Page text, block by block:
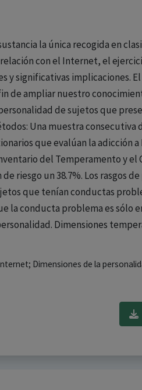
la única recogida en
con el Internet, el
significativas implicaciones.
de ampliar nuestro
de sujetos que
Una muestra
que evalúan la
del Temperamento y
riesgo un 38.7%. Los rasgos
que tenían conductas
la conducta problema es sólo
Dimensiones
Dimensiones de la